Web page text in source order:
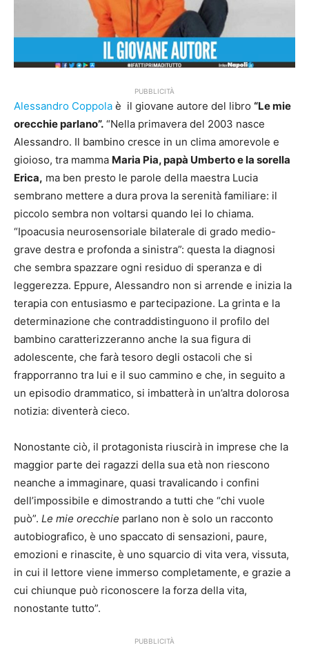
PUBBLICITÀ
Alessandro Coppola è il giovane autore del libro “Le mie
orecchie parlano”. “Nella primavera del 2003 nasce
Alessandro. Il bambino cresce in un clima amorevole e
gioioso, tra mamma Maria Pia, papà Umberto e la sorella
Erica, ma ben presto le parole della maestra Lucia
sembrano mettere a dura prova la serenità familiare: il
piccolo sembra non voltarsi quando lei lo chiama.
“Ipoacusia neurosensoriale bilaterale di grado medio-
grave destra e profonda a sinistra”: questa la diagnosi
che sembra spazzare ogni residuo di speranza e di
leggerezza. Eppure, Alessandro non si arrende e inizia la
terapia con entusiasmo e partecipazione. La grinta e la
determinazione che contraddistinguono il profilo del
bambino caratterizzeranno anche la sua figura di
adolescente, che farà tesoro degli ostacoli che si
frapporranno tra lui e il suo cammino e che, in seguito a
un episodio drammatico, si imbatterà in un’altra dolorosa
notizia: diventerà cieco.
Nonostante ciò, il protagonista riuscirà in imprese che la
maggior parte dei ragazzi della sua età non riescono
neanche a immaginare, quasi travalicando i confini
dell’impossibile e dimostrando a tutti che “chi vuole
può”. Le mie orecchie parlano non è solo un racconto
autobiografico, è uno spaccato di sensazioni, paure,
emozioni e rinascite, è uno squarcio di vita vera, vissuta,
in cui il lettore viene immerso completamente, e grazie a
cui chiunque può riconoscere la forza della vita,
nonostante tutto”.
PUBBLICITÀ